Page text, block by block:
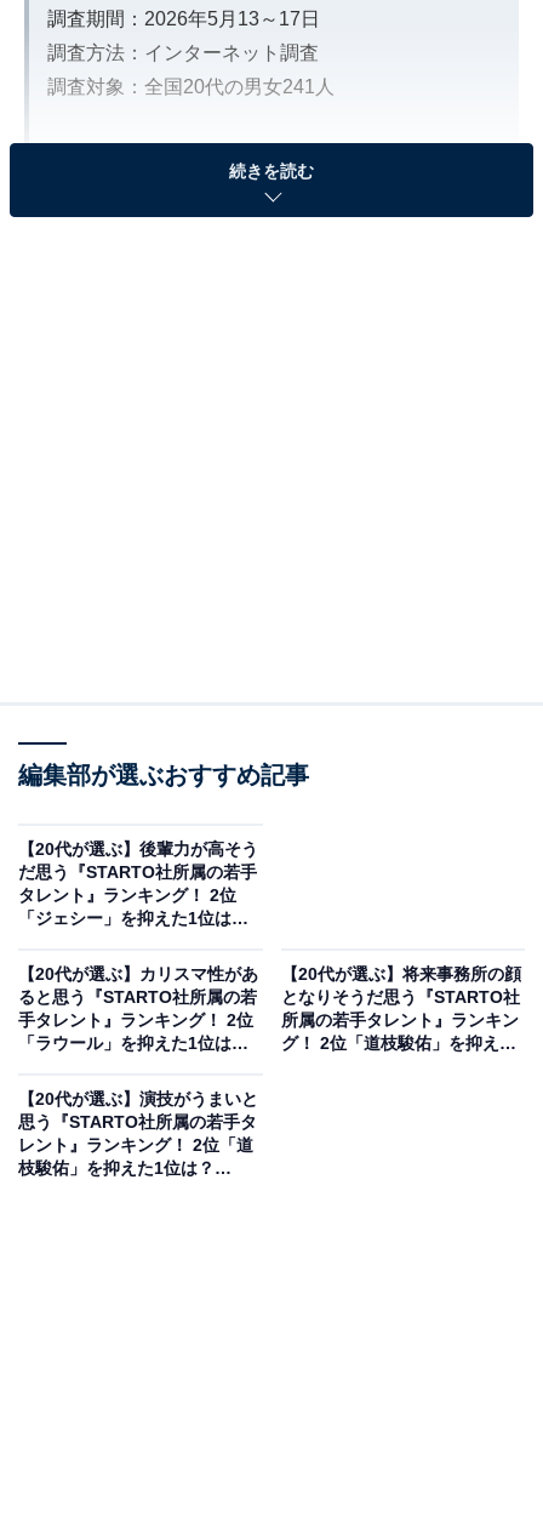
調査期間：2026年5月13～17日
調査方法：インターネット調査
調査対象：全国20代の男女241人
果は回答者の意見を集計したものであり、全体の意
見を断定的に示すものではありません
2位にランクインしたのは、Travis Japanの松田元太さん
1999年生まれの埼玉県出身です。バラエティ番組では、
無茶ぶりにも全力で応える素直さとピュアな天然ぶりで
周囲を爆笑させる「愛されおバカキャラ」を確立してい
続きを読む
編集部が選ぶおすすめ記事
【20代が選ぶ】後輩力が高そう
だ思う『STARTO社所属の若手
タレント』ランキング！ 2位
「ジェシー」を抑えた1位は？
【20代が選ぶ】カリスマ性があ
ると思う『STARTO社所属の若
手タレント』ランキング！ 2位
「ラウール」を抑えた1位は？
【20代が選ぶ】将来事務所の顔
となりそうだ思う『STARTO社
所属の若手タレント』ランキン
グ！ 2位「道枝駿佑」を抑えた
【20代が選ぶ】演技がうまいと
思う『STARTO社所属の若手タ
レント』ランキング！ 2位「道
枝駿佑」を抑えた1位は？